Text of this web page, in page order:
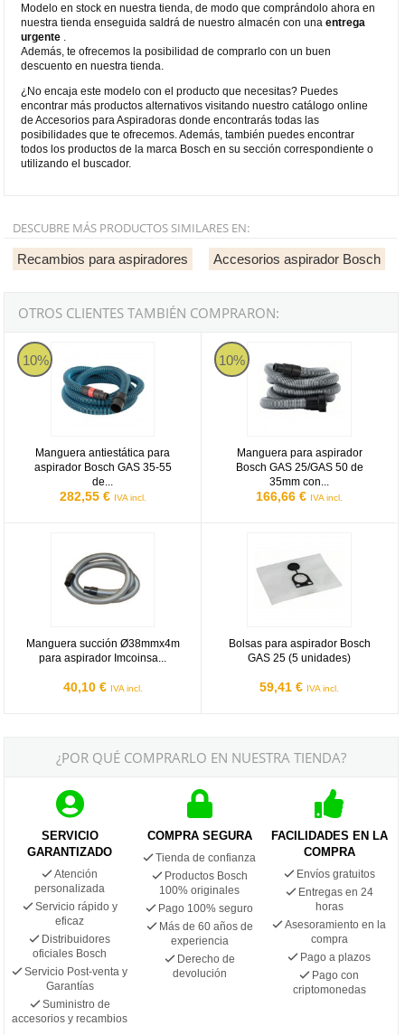
Modelo en stock en nuestra tienda, de modo que comprándolo ahora en
nuestra tienda enseguida saldrá de nuestro almacén con unaentrega
urgente
Además, te ofrecemos la posibilidad de comprarlo con un buen
descuento en nuestra tienda.
¿No encaja este modelo con el producto que necesitas? Puedes
encontrar más productos alternativos visitando nuestro catálogo online
de Accesorios para Aspiradoras donde encontrarás todas las
posibilidades que te ofrecemos. Además, también puedes encontrar
todos los productos de la marca Bosch en su sección correspondiente o
utilizando el buscador.
DESCUBRE MÁS PRODUCTOS SIMILARES EN:
Recambios para aspiradores Accesorios aspirador Bosch
OTROS CLIENTES TAMBIÉN COMPRARON:
10%
Manguera antiestática para
aspirador Bosch GAS 35-55
de...
282,55 € IVA incl.
Manguera antiestática para aspirador Bosch GAS 35-55 de 35mm
10%
Manguera para aspirador
Bosch GAS 25/GAS 50 de
35mm con...
166,66 € IVA incl.
Manguera para aspirador Bosch
Manguera succión Ø38mmx4m
para aspirador Imcoinsa...
40,10 € IVA incl.
Bolsas para aspirador Bosch
GAS 25 (5 unidades)
59,41 € IVA incl.
¿POR QUÉ COMPRARLO EN NUESTRA TIENDA?
SERVICIO
GARANTIZADO
Atención
personalizada
Servicio rápido y
eficaz
Distribuidores
oficiales Bosch
Servicio Post-venta y
Garantías
Suministro de
accesorios y recambios
COMPRA SEGURA
Tienda de confianza
Productos Bosch
100% originales
Pago 100% seguro
Más de 60 años de
experiencia
Derecho de
devolución
FACILIDADES EN LA
COMPRA
Envíos gratuitos
Entregas en 24
horas
Asesoramiento en la
compra
Pago a plazos
Pago con
criptomonedas